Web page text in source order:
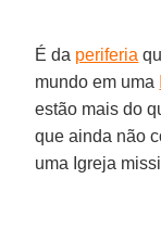
É da periferia
mundo em uma
estão mais do
que ainda não
uma Igreja